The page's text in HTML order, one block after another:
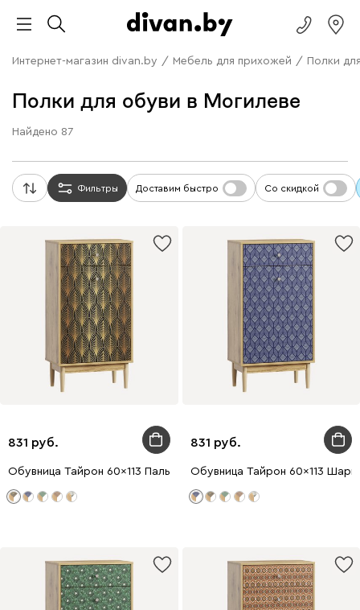
Интернет-магазин divan.by / Мебель для прихожей / Полки
Полки для обуви в Могилеве
Найдено 87
Фильтры Доставим быстро Со скидкой
831
Обувница Тайрон 60x113 Пальма
831
Обувница Тайрон 60x113 Шарм